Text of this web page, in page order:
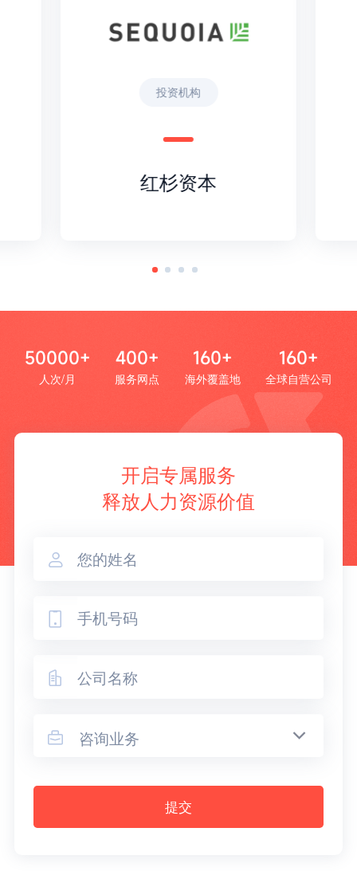
投资机构
红杉资本
50000+
人次/月
400+
服务网点
160+
海外覆盖地
160+
全球自营公司
开启专属服务
释放人力资源价值



 咨询业务
提交